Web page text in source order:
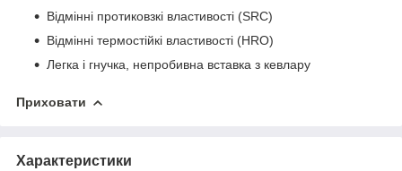
Відмінні протиковзкі властивості (SRC)
Відмінні термостійкі властивості (HRO)
Легка і гнучка, непробивна вставка з кевлару
Приховати
Характеристики